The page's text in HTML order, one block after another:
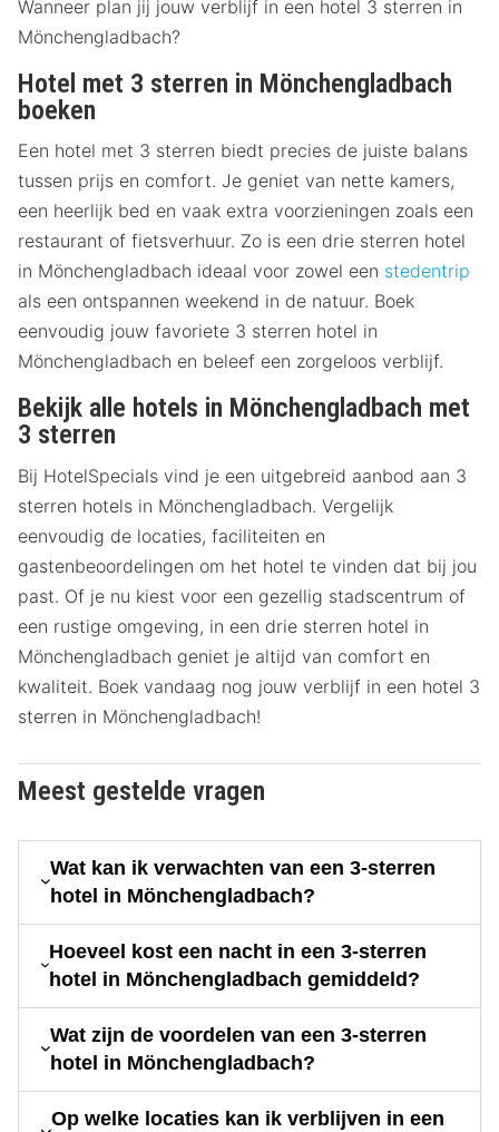
Wanneer plan jij jouw verblijf in een hotel 3 sterren in
Mönchengladbach?
Hotel met 3 sterren in Mönchengladbach
boeken
Een hotel met 3 sterren biedt precies de juiste balans
tussen prijs en comfort. Je geniet van nette kamers,
een heerlijk bed en vaak extra voorzieningen zoals een
restaurant of fietsverhuur. Zo is een drie sterren hotel
in Mönchengladbach ideaal voor zowel een stedentrip
als een ontspannen weekend in de natuur. Boek
eenvoudig jouw favoriete 3 sterren hotel in
Mönchengladbach en beleef een zorgeloos verblijf.
Bekijk alle hotels in Mönchengladbach met
3 sterren
Bij HotelSpecials vind je een uitgebreid aanbod aan 3
sterren hotels in Mönchengladbach. Vergelijk
eenvoudig de locaties, faciliteiten en
gastenbeoordelingen om het hotel te vinden dat bij jou
past. Of je nu kiest voor een gezellig stadscentrum of
een rustige omgeving, in een drie sterren hotel in
Mönchengladbach geniet je altijd van comfort en
kwaliteit. Boek vandaag nog jouw verblijf in een hotel 3
sterren in Mönchengladbach!
Meest gestelde vragen
Wat kan ik verwachten van een 3-sterren
hotel in Mönchengladbach?
Hoeveel kost een nacht in een 3-sterren
hotel in Mönchengladbach gemiddeld?
Wat zijn de voordelen van een 3-sterren
hotel in Mönchengladbach?
Op welke locaties kan ik verblijven in een